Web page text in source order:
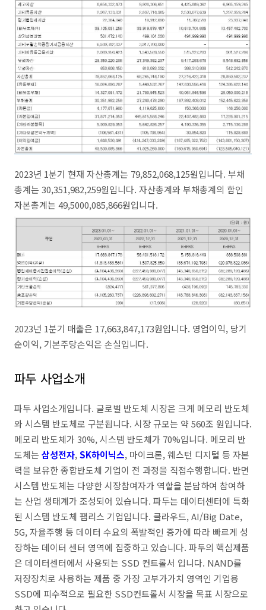
2023년 1분기 현재 자산총계는 79,852,068,125원입니다. 부채
총계는 30,351,982,259원입니다. 자산총계와 부채총계의 합인
자본총계는 49,5000,085,866원입니다.
2023년 1분기 매출은 17,663,847,173원입니다. 영업이익, 당기
순이익, 기본주당손익은 손실입니다.
파두 사업소개
파두 사업소개입니다. 글로벌 반도체 시장은 크게 메모리 반도체
와 시스템 반도체로 구분됩니다. 시장 규모는 약 560조 원입니다.
메모리 반도체가 30%, 시스템 반도체가 70%입니다. 메모리 반
도체는 삼성전자,SK하이닉스, 마이크론, 웨스턴 디지털 등 자본
력을 보유한 종합반도체 기업이 전 과정을 직접수행합니다. 반면
시스템 반도체는 다양한 시장참여자가 역할을 분담하여 참여하
는 산업 생태계가 조성되어 있습니다. 파두는 데이터센터에 특화
된 시스템 반도체 팹리스 기업입니다. 클라우드, AI/Big Date,
5G, 자율주행 등 데이터 수요의 폭발적인 증가에 따라 빠르게 성
장하는 데이터 센터 영역에 집중하고 있습니다. 파두의 핵심제품
은 데이터센터에서 사용되는 SSD 컨트롤서 입니다. NAND를
저장장치로 사용하는 제품 중 가장 고부가가치 영역인 기업용
SSD에 피수적으로 필요한 SSD컨트롤서 시장을 목표 시장으로